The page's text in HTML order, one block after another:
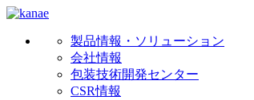
製品情報・ソリューション
会社情報
包装技術開発センター
CSR情報